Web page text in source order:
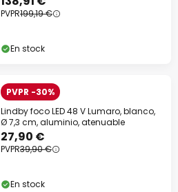
PVPR199,19 €
En stock
PVPR -30%
Lindby foco LED 48 V Lumaro, blanco,
Ø 7,3 cm, aluminio, atenuable
27,90 €
PVPR39,90 €
En stock